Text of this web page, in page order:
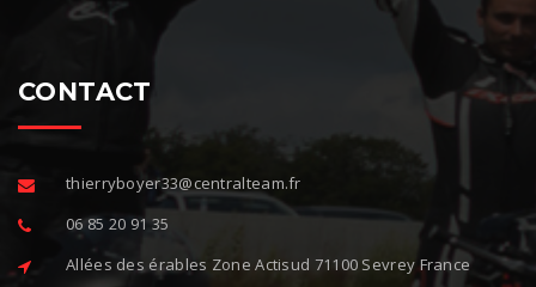
CONTACT
thierryboyer33@centralteam.fr
06 85 20 91 35
Allées des érables Zone Actisud 71100 Sevrey France